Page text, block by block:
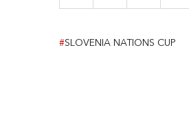
#SLOVENIA NATIONS CUP